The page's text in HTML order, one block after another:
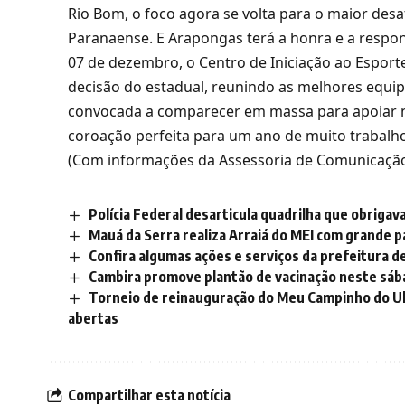
Rio Bom, o foco agora se volta para o maior
Paranaense. E Arapongas terá a honra e a
07 de dezembro, o Centro de Iniciação ao
decisão do estadual, reunindo as melhores
convocada a comparecer em massa para
coroação perfeita para um ano de muito
(Com informações da Assessoria de
Polícia Federal desarticula quadrilha que
Mauá da Serra realiza Arraiá do MEI com grande
Confira algumas ações e serviços da prefeitura
Cambira promove plantão de vacinação neste
Torneio de reinauguração do Meu Campinho do
abertas
Compartilhar esta notícia